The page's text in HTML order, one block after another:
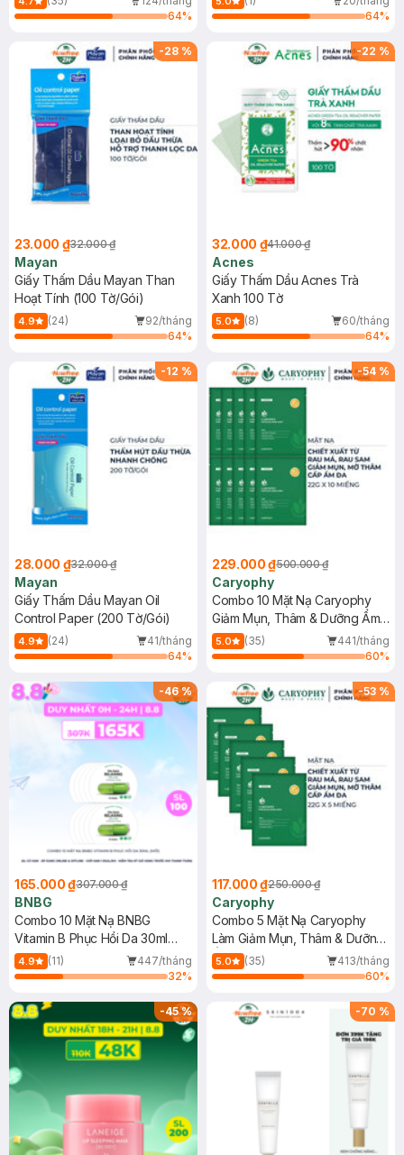
64%
Bưởi 140ml
64%
-28 %
23.000 ₫32.000 ₫
Mayan
Giấy Thấm Dầu Mayan Than
Hoạt Tính (100 Tờ/Gói)
4.9 (24)
92/tháng
64%
-22 %
32.000 ₫41.000 ₫
Acnes
Giấy Thấm Dầu Acnes Trà
Xanh 100 Tờ
5.0 (8)
60/tháng
64%
-12 %
28.000 ₫32.000 ₫
Mayan
Giấy Thấm Dầu Mayan Oil
Control Paper (200 Tờ/Gói)
4.9 (24)
41/tháng
64%
-54 %
229.000 ₫500.000 ₫
Caryophy
Combo 10 Mặt Nạ Caryophy
Giảm Mụn, Thâm & Dưỡng Ẩm
Da 22g
5.0 (35)
441/tháng
60%
-46%
165.000 ₫307.000 ₫
BNBG
Combo 10 Mặt Nạ BNBG
Vitamin B Phục Hồi Da 30ml
(Mới)
4.9 (11)
447/tháng
32%
-53 %
117.000 ₫250.000 ₫
Caryophy
Combo 5 Mặt Nạ Caryophy
Làm Giảm Mụn, Thâm & Dưỡng
Ẩm Da 22g
5.0 (35)
413/tháng
60%
-45% -70 %